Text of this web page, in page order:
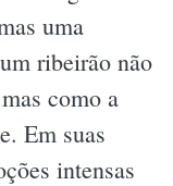
uma
ribeirão não
como a
Em suas
intensas